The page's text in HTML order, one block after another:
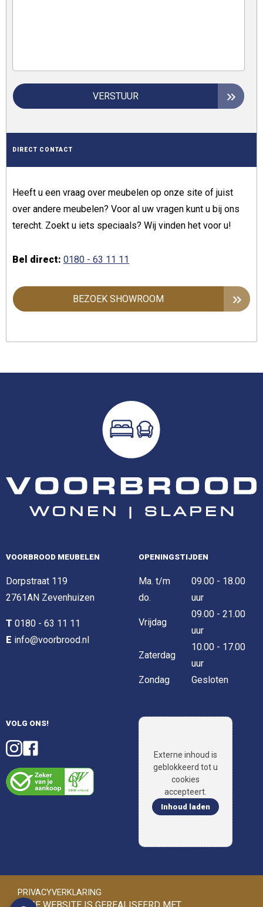
VERSTUUR
DIRECT CONTACT
Heeft u een vraag over meubelen op onze site of juist
over andere meubelen? Voor al uw vragen kunt u bij ons
terecht. Zoekt u iets speciaals? Wij vinden het voor u!
Bel direct: 0180 - 63 11 11
BEZOEK SHOWROOM
VOORBROOD MEUBELEN
Dorpstraat 119
2761AN Zevenhuizen
T 0180 - 63 11 11
E info@voorbrood.nl
OPENINGSTIJDEN
Ma. t/m
do.
09.00 - 18.00
uur
Vrijdag
09.00 - 21.00
uur
Zaterdag
10.00 - 17.00
uur
Zondag
Gesloten
VOLG ONS!
Externe inhoud is
geblokkeerd tot u
cookies
accepteert.
Inhoud laden
PRIVACYVERKLARING